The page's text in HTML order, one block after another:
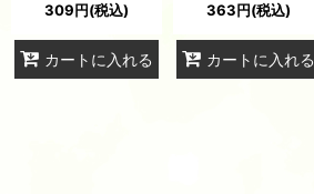
309円(税込)
カートに入れる
363円(税込)
カートに入れる